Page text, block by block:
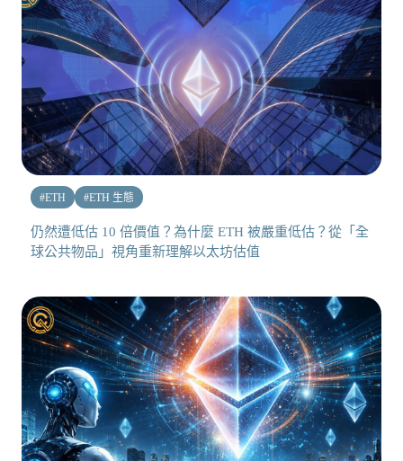
#ETH #ETH 生態
仍然遭低估 10 倍價值？為什麼 ETH 被嚴重低估？從「全
球公共物品」視角重新理解以太坊估值